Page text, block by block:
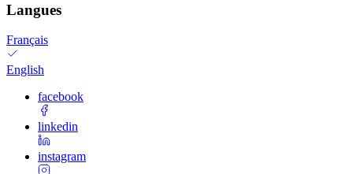
Langues
Français
English
facebook
linkedin
instagram